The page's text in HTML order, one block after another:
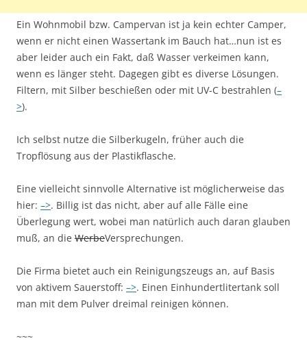
Ein Wohnmobil bzw. Campervan ist ja kein echter Camper,
wenn er nicht einen Wassertank im Bauch hat…nun ist es
aber leider auch ein Fakt, daß Wasser verkeimen kann,
wenn es länger steht. Dagegen gibt es diverse Lösungen.
Filtern, mit Silber beschießen oder mit UV-C bestrahlen (–
>).
Ich selbst nutze die Silberkugeln, früher auch die
Tropflösung aus der Plastikflasche.
Eine vielleicht sinnvolle Alternative ist möglicherweise das
hier: –>. Billig ist das nicht, aber auf alle Fälle eine
Überlegung wert, wobei man natürlich auch daran glauben
muß, an die WerbeVersprechungen.
Die Firma bietet auch ein Reinigungszeugs an, auf Basis
von aktivem Sauerstoff: –>. Einen Einhundertlitertank soll
man mit dem Pulver dreimal reinigen können.
~~~